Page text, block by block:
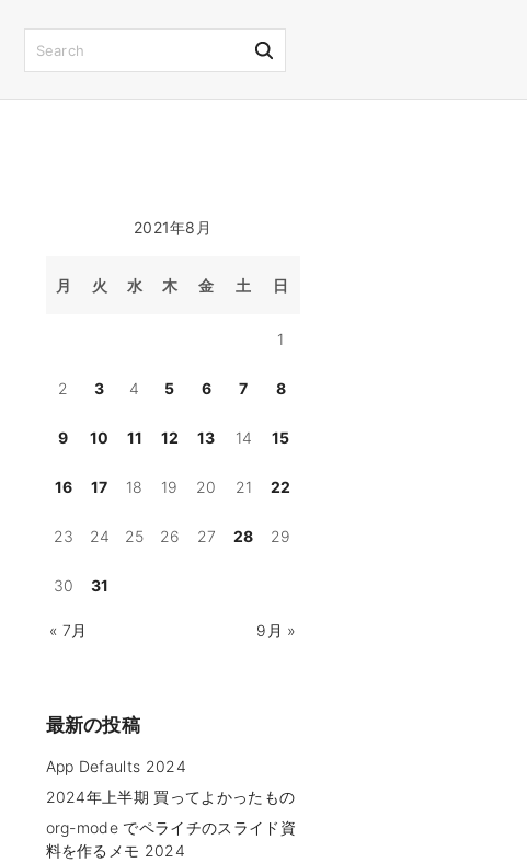
o
2021年8月
月 火 水 木 金 土 日
1
2 3 4 5 6 7 8
9 10 11 12 13 14 15
16 17 18 19 20 21 22
23 24 25 26 27 28 29
30 31
« 7月 9月 »
最新の投稿
App Defaults 2024
2024年上半期 買ってよかったもの
org-mode でペライチのスライド資
料を作るメモ 2024